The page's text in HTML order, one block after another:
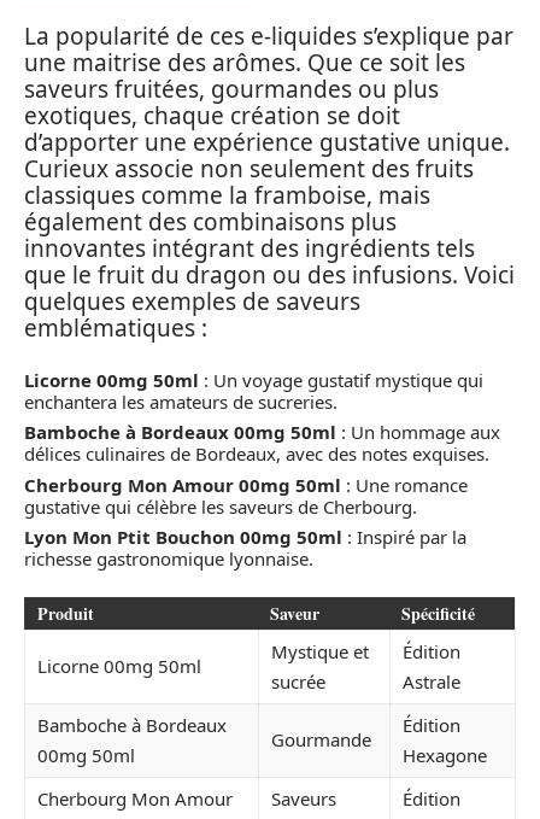
La popularité de ces e-liquides s’explique par
une maitrise des arômes. Que ce soit les
saveurs fruitées, gourmandes ou plus
exotiques, chaque création se doit
d’apporter une expérience gustative unique.
Curieux associe non seulement des fruits
classiques comme la framboise, mais
également des combinaisons plus
innovantes intégrant des ingrédients tels
que le fruit du dragon ou des infusions. Voici
quelques exemples de saveurs
emblématiques :
Licorne 00mg 50ml : Un voyage gustatif mystique qui
enchantera les amateurs de sucreries.
Bamboche à Bordeaux 00mg 50ml : Un hommage aux
délices culinaires de Bordeaux, avec des notes exquises.
Cherbourg Mon Amour 00mg 50ml : Une romance
gustative qui célèbre les saveurs de Cherbourg.
Lyon Mon Ptit Bouchon 00mg 50ml : Inspiré par la
richesse gastronomique lyonnaise.
Produit Saveur Spécificité
Licorne 00mg 50ml
Mystique et
sucrée
Édition
Astrale
Bamboche à Bordeaux
00mg 50ml
Gourmande
Édition
Hexagone
Cherbourg Mon Amour
Saveurs
Édition